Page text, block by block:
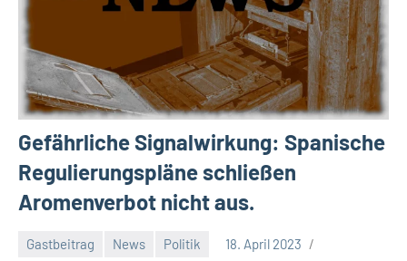
Gefährliche Signalwirkung: Spanische
Regulierungspläne schließen
Aromenverbot nicht aus.
Gastbeitrag News Politik
18. April 2023